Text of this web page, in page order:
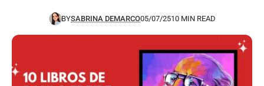
BYSABRINA DEMARCO05/07/2510 MIN READ